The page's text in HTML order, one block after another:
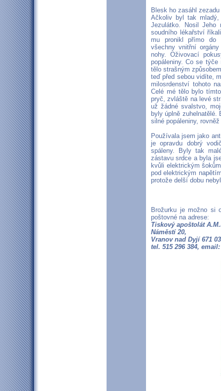
Blesk ho zasáhl
Ačkoliv byl tak
Jezulátko. Nosil Jeho
soudního lékařství
mu pronikl přímo do
všechny vnitřní
nohy. Oživovací
popáleniny. Co se
tělo strašným
teď před sebou vidíte,
milosrdenství tohoto
Celé mé tělo bylo
pryč, zvláště na levé
už žádné svalstvo,
byly úplně zuhelnatělé.
silné popáleniny,
Používala jsem jako
je opravdu dobrý
spáleny. Byly tak
zástavu srdce a byla
kvůli elektrickým
pod elektrickým
protože delší dobu
Brožurku je možno si
poštovné na adrese:
Tiskový apoštolát
Náměstí 20,
Vranov nad Dyjí 671
tel. 515 296 384,